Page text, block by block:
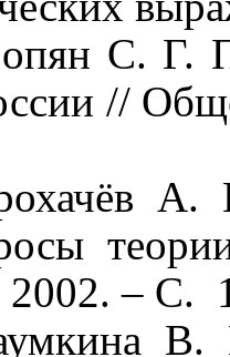
С. Г.
//
А.
2002.– С.
В.